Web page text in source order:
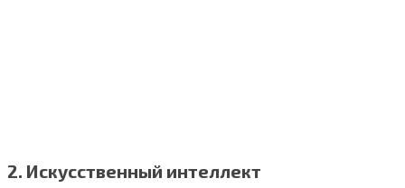
2. Искусственный интеллект